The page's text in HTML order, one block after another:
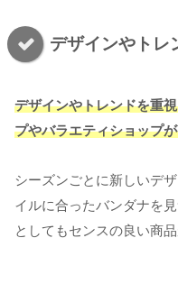
デザインやトレ
デザインやトレンドを重
プやバラエティショップ
シーズンごとに新しいデ
イルに合ったバンダナを
としてもセンスの良い商